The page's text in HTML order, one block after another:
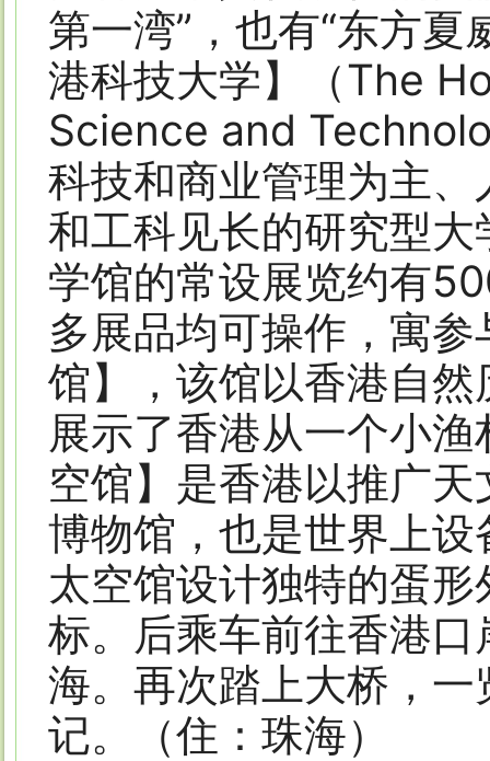
第一湾”，也有“东方
港科技大学】
（The
Science and
科技和商业管理为主
和工科见长的研究型
学馆的常设展览约有
多展品均可操作，寓
馆】，该馆以香港自
展示了香港从一个小
空馆】是香港以推广
博物馆，也是世界上
太空馆设计独特的蛋
标。后乘车前往香港
海。再次踏上大桥，
记。（住：珠海）